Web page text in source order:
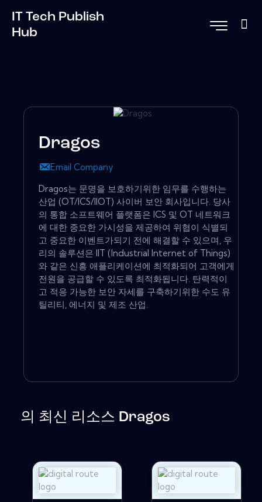
IT Tech Publish
Hub
Dragos
Email Company
Dragos는 문명을 보호하기위한 임무를 수행하는
산업 (OT/ICS/IIOT) 사이버 보안 회사입니다. 당사
의 통합 소프트웨어 플랫폼은 ICS 및 OT 네트워크
에 대한 중요한 가시성을 제공하여 위협이 식별되
고 중요한 이벤트가되기 전에 해결할 수 있으며, 우
리의 솔루션은 IIT (Industrial Internet of Things)
와 같은 신흥 애플리케이션에 최적화되어 고객에게
전원을 공급할 수 있도록 최적화됩니다. 탄력적이
고 적응 가능한 보안 자세를 구축하기위한 수도 유
틸리티, 에너지 및 제조 산업.
의 최신 리소스 Dragos